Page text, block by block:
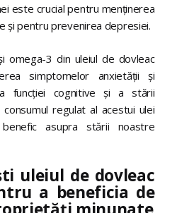
este crucial pentru menținerea
și pentru prevenirea depresiei.
omega-3 din uleiul de dovleac
simptomelor anxietății și
funcției cognitive și a stării
regulat al acestui ulei
asupra stării noastre
uleiul de dovleac
a beneficia de